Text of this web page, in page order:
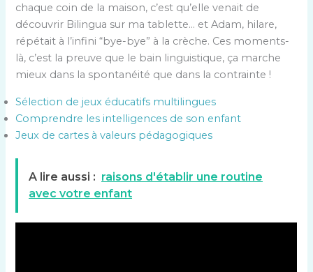
chaque coin de la maison, c’est qu’elle venait de
découvrir Bilingua sur ma tablette… et Adam, hilare,
répétait à l’infini “bye-bye” à la crèche. Ces moments-
là, c’est la preuve que le bain linguistique, ça marche
mieux dans la spontanéité que dans la contrainte !
Sélection de jeux éducatifs multilingues
Comprendre les intelligences de son enfant
Jeux de cartes à valeurs pédagogiques
A lire aussi : raisons d'établir une routine
avec votre enfant